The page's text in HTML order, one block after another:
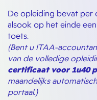
De opleiding bevat per
alsook op het einde
toets.
(Bent u ITAA-
van de volledige
certificaat voor 1u40
maandelijks
portaal.)